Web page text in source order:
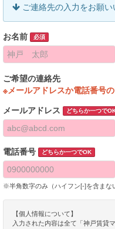
ご連絡先の入力をお願い
お名前 必須
ご希望の連絡先
※メールアドレスか電話番号
メールアドレス どちらか一つで
電話番号 どちらか一つでOK
※半角数字のみ（ハイフン[-]を含まな
【個人情報について】
入力された内容は全て「神戸賃貸